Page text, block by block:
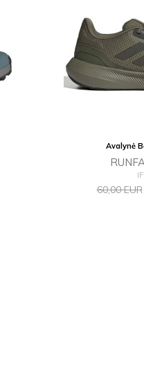
Avalynė
Bazinė
60,00 EUR